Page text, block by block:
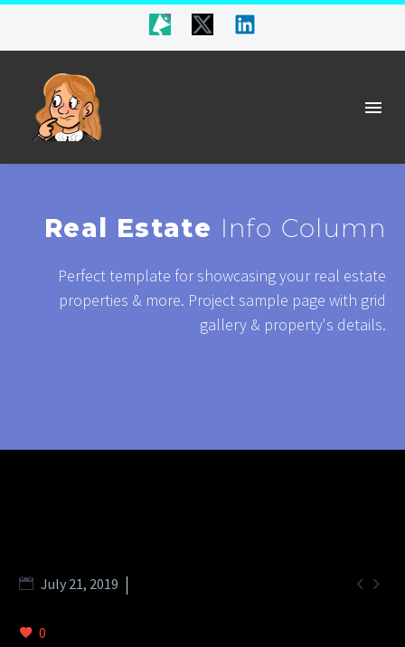
Real Estate Info Column
Perfect template for showcasing your real estate
properties & more. Project sample page with grid
gallery & property's details.
 
July 21, 2019
0